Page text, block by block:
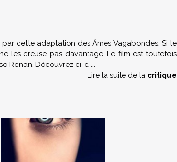
cette adaptation des Âmes Vagabondes. Si le
les creuse pas davantage. Le film est toutefois
Ronan. Découvrez ci-d ...
Lire la suite de la critique